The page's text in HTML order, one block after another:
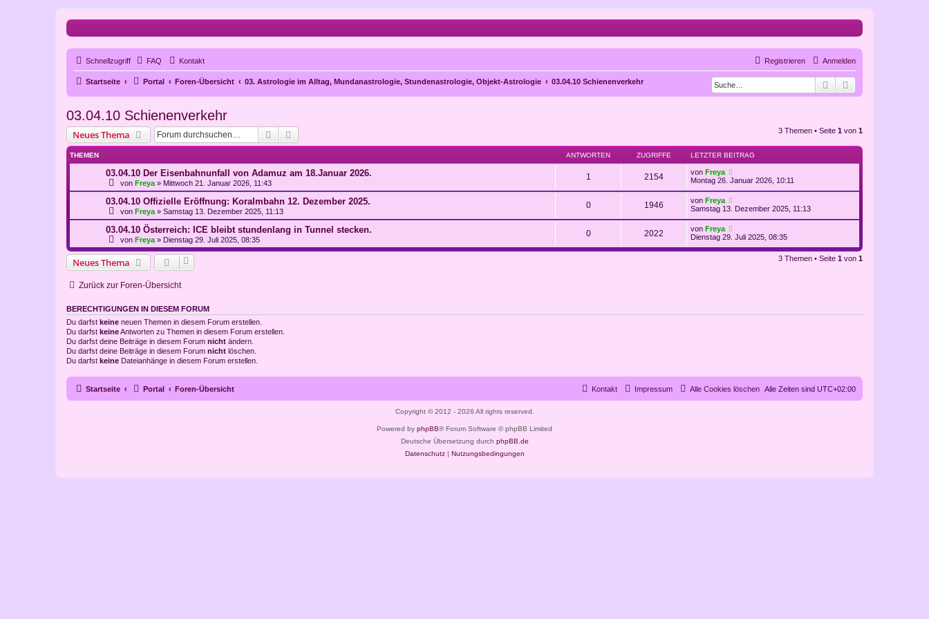
Schnellzugriff FAQ Kontakt Anmelden
Registrieren
Startseite Portal Foren-Übersicht 03. Astrologie im Alltag, Mundanastrologie, Stundenastrologie, Objekt-Astrologie 03.04.10 Schienenverkehr Suche
03.04.10 Schienenverkehr
Neues Thema Suche 3 Themen • Seite 1 von 1
THEMEN ANTWORTEN ZUGRIFFE LETZTER BEITRAG
03.04.10 Der Eisenbahnunfall von Adamuz am 18.Januar 2026.
von Freya » Mittwoch 21. Januar 2026, 11:43
1 2154 von Freya
Montag 26. Januar 2026, 10:11
03.04.10 Offizielle Eröffnung: Koralmbahn 12. Dezember 2025.
von Freya » Samstag 13. Dezember 2025, 11:13
0 1946 von Freya
Samstag 13. Dezember 2025, 11:13
03.04.10 Österreich: ICE bleibt stundenlang in Tunnel stecken.
von Freya » Dienstag 29. Juli 2025, 08:35
0 2022 von Freya
Dienstag 29. Juli 2025, 08:35
Neues Thema 3 Themen • Seite 1 von 1
Zurück zur Foren-Übersicht
BERECHTIGUNGEN IN DIESEM FORUM
Du darfst keine neuen Themen in diesem Forum erstellen.
Du darfst keineAntworten zu Themen in diesem Forum erstellen.
Du darfst deine Beiträge in diesem Forum nicht ändern.
Du darfst deine Beiträge in diesem Forum nicht löschen.
Du darfst keine Dateianhänge in diesem Forum erstellen.
Startseite Portal Foren-Übersicht Alle Zeiten sind UTC+02:00
Alle Cookies löschen
Impressum
Kontakt
Copyright © 2012 - 2026 All rights reserved.
Powered by phpBB® Forum Software © phpBB Limited
Deutsche Übersetzung durch phpBB.de
Datenschutz| Nutzungsbedingungen